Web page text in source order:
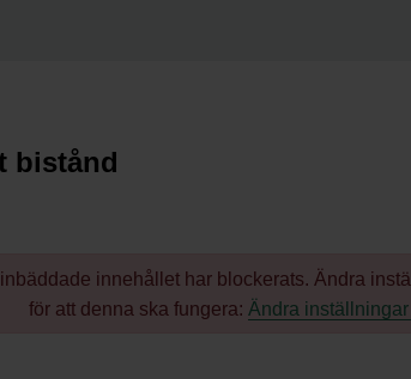
bistånd
inbäddade innehållet har blockerats. Ändra
för att denna ska fungera: Ändra inställningar